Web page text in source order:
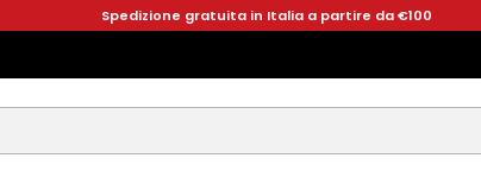
Spedizione gratuita in Italia a partire da €100